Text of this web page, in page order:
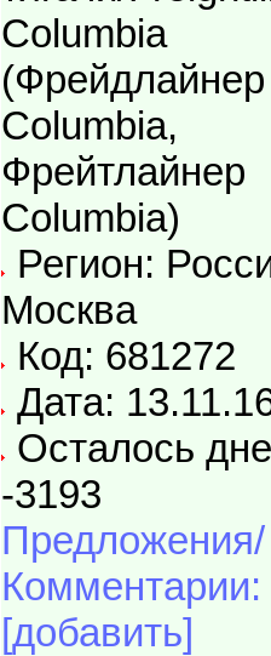
Columbia
(Фрейдлайнер
Columbia,
Фрейтлайнер
Columbia)
Регион:
Москва
Код: 681272
Дата:
Осталось
-3193
Предложения/
Комментарии:
[добавить]